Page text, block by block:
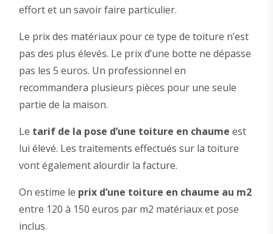
effort et un savoir faire particulier.
Le prix des matériaux pour ce type de toiture n’est
pas des plus élevés. Le prix d’une botte ne dépasse
pas les 5 euros. Un professionnel en
recommandera plusieurs pièces pour une seule
partie de la maison.
Le tarif de la pose d’une toiture en chaume est
lui élevé. Les traitements effectués sur la toiture
vont également alourdir la facture.
On estime le prix d’une toiture en chaume au m2
entre 120 à 150 euros par m2 matériaux et pose
inclus.